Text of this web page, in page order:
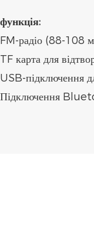
функція:
FM-радіо (88-108
TF карта для
USB-підключення
Підключення